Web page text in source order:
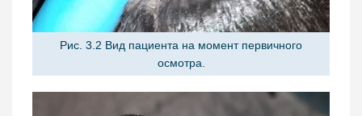
Рис. 3.2 Вид пациента на момент первичного
осмотра.